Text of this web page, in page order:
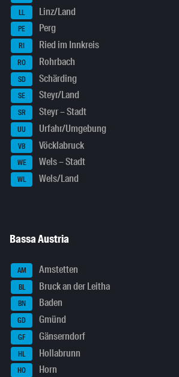
LL Linz/Land
PE Perg
RI Ried im Innkreis
RO Rohrbach
SD Schärding
SE Steyr/Land
SR Steyr – Stadt
UU Urfahr/Umgebung
VB Vöcklabruck
WE Wels – Stadt
WL Wels/Land
Bassa Austria
AM Amstetten
BL Bruck an der Leitha
BN Baden
GD Gmünd
GF Gänserndorf
HL Hollabrunn
HO Horn